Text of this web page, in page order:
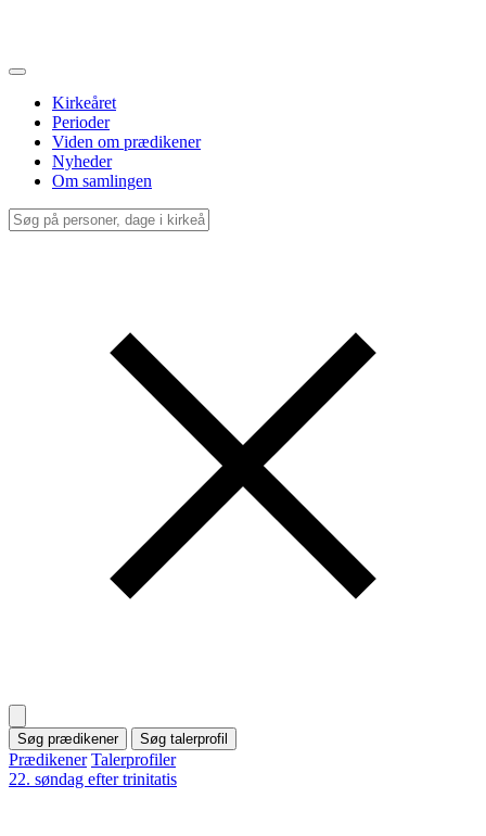
Kirkeåret
Perioder
Viden om prædikener
Nyheder
Om samlingen
Søg prædikener Søg talerprofil
Prædikener Talerprofiler
22. søndag efter trinitatis